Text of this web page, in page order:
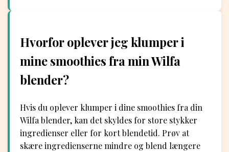
Hvorfor oplever jeg klumper i
mine smoothies fra min Wilfa
blender?
Hvis du oplever klumper i dine smoothies fra din
Wilfa blender, kan det skyldes for store stykker
ingredienser eller for kort blendetid. Prøv at
skære ingredienserne mindre og blend længere